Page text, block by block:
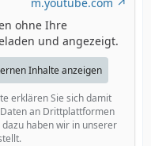
ohne Ihre
und angezeigt.
Inhalte anzeigen
erklären Sie sich damit
an Drittplattformen
haben wir in unserer